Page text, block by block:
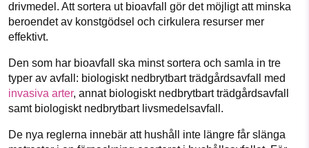
drivmedel. Att sortera ut bioavfall gör det möjligt att minska
beroendet av konstgödsel och cirkulera resurser mer
effektivt.
Den som har bioavfall ska minst sortera och samla in tre
typer av avfall: biologiskt nedbrytbart trädgårdsavfall med
invasiva arter, annat biologiskt nedbrytbart trädgårdsavfall
samt biologiskt nedbrytbart livsmedelsavfall.
De nya reglerna innebär att hushåll inte längre får slänga